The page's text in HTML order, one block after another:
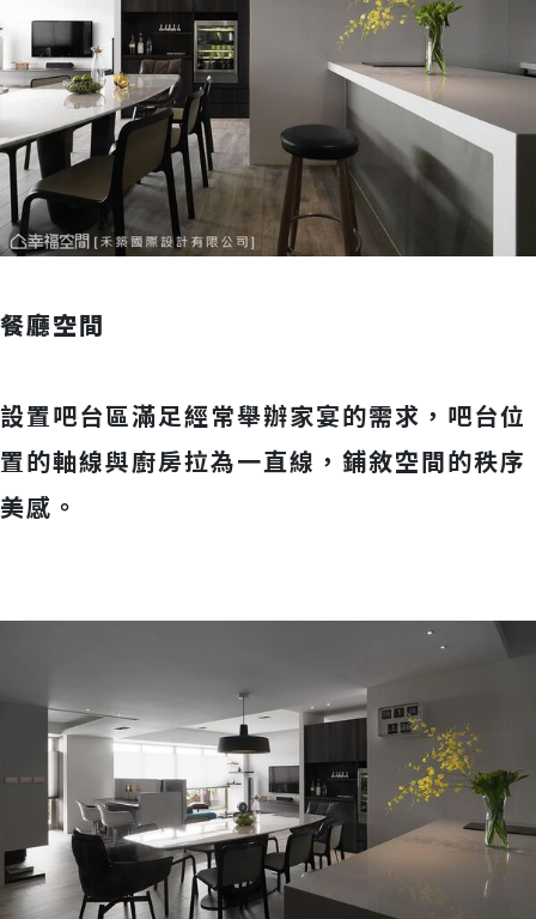
餐廳空間
設置吧台區滿足經常舉辦家宴的需求，吧台位
置的軸線與廚房拉為一直線，鋪敘空間的秩序
美感。